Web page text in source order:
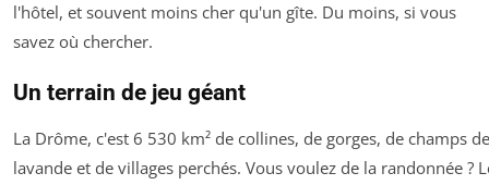
l'hôtel, et souvent moins cher qu'un gîte. Du moins, si vous
savez où chercher.
Un terrain de jeu géant
La Drôme, c'est 6 530 km² de collines, de gorges, de champs de
lavande et de villages perchés. Vous voulez de la randonnée ?